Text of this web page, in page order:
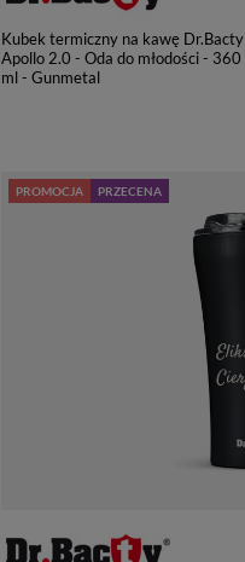
Kubek termiczny na kawę Dr.Bacty
Apollo 2.0 - Oda do młodości - 360
ml - Gunmetal
PROMOCJA PRZECENA